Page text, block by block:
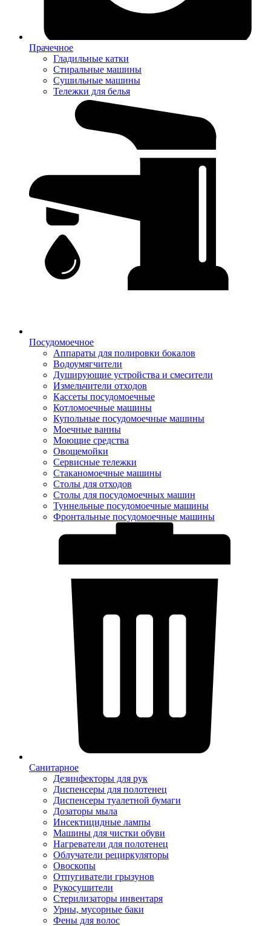
Прачечное
Гладильные катки
Стиральные машины
Сушильные машины
Тележки для белья
Посудомоечное
Аппараты для полировки бокалов
Водоумягчители
Душирующие устройства и смесители
Измельчители отходов
Кассеты посудомоечные
Котломоечные машины
Купольные посудомоечные машины
Моечные ванны
Моющие средства
Овощемойки
Сервисные тележки
Стаканомоечные машины
Столы для отходов
Столы для посудомоечных машин
Туннельные посудомоечные машины
Фронтальные посудомоечные машины
Санитарное
Дезинфекторы для рук
Диспенсеры для полотенец
Диспенсеры туалетной бумаги
Дозаторы мыла
Инсектицидные лампы
Машины для чистки обуви
Нагреватели для полотенец
Облучатели рециркуляторы
Овоскопы
Отпугиватели грызунов
Рукосушители
Стерилизаторы инвентаря
Урны, мусорные баки
Фены для волос